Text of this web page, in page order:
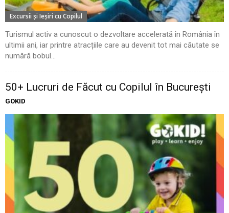
Excursii şi Ieşiri cu Copilul
Turismul activ a cunoscut o dezvoltare accelerată în România în
ultimii ani, iar printre atracțiile care au devenit tot mai căutate se
numără bobul...
50+ Lucruri de Făcut cu Copilul în București
GOKID